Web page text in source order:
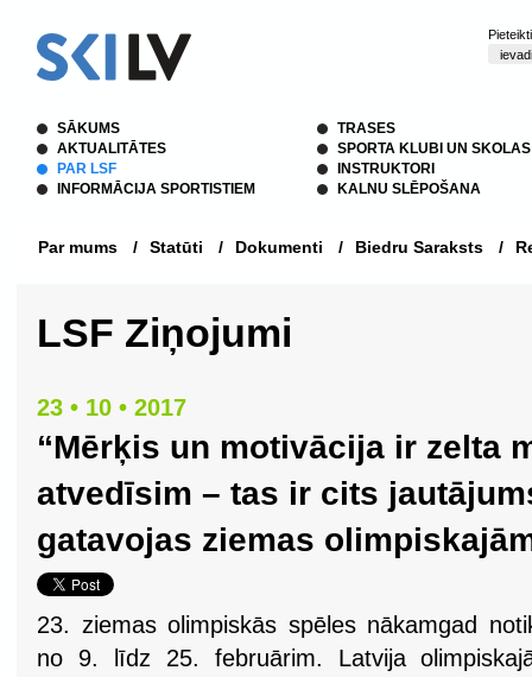
SĀKUMS
AKTUALITĀTES
PAR LSF
INFORMĀCIJA SPORTISTIEM
TRASES
SPORTA KLUBI UN SKOLAS
INSTRUKTORI
KALNU SLĒPOŠANA
Par mums / Statūti / Dokumenti / Biedru Saraksts /
LSF Ziņojumi
23 • 10 • 2017
“Mērķis un motivācija ir zelta
atvedīsim – tas ir cits
gatavojas ziemas
23. ziemas olimpiskās spēles nākamgad
no 9. līdz 25. februārim. Latvija